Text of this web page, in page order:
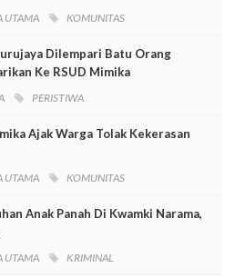
UTAMA KOMUNITAS
Dilempari Batu Orang
Ke RSUD Mimika
PERISTIWA
Ajak Warga Tolak Kekerasan
UTAMA KOMUNITAS
Anak Panah Di Kwamki Narama,
UTAMA KRIMINAL